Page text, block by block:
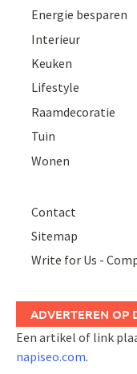
Energie besparen
Interieur
Keuken
Lifestyle
Raamdecoratie
Tuin
Wonen
Contact
Sitemap
Write for Us -
ADVERTEREN OP
Een artikel of link
napiseo.com.